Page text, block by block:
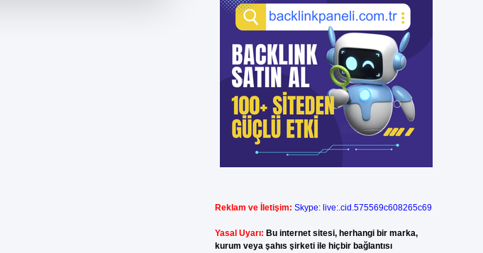
Reklam ve İletişim: Skype: live:.cid.575569c608265c69
Yasal Uyarı: Bu internet sitesi, herhangi bir marka,
kurum veya şahıs şirketi ile hiçbir bağlantısı